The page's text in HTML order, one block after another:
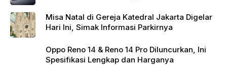
Misa Natal di Gereja Katedral Jakarta Digelar
Hari Ini, Simak Informasi Parkirnya
Oppo Reno 14 & Reno 14 Pro Diluncurkan, Ini
Spesifikasi Lengkap dan Harganya